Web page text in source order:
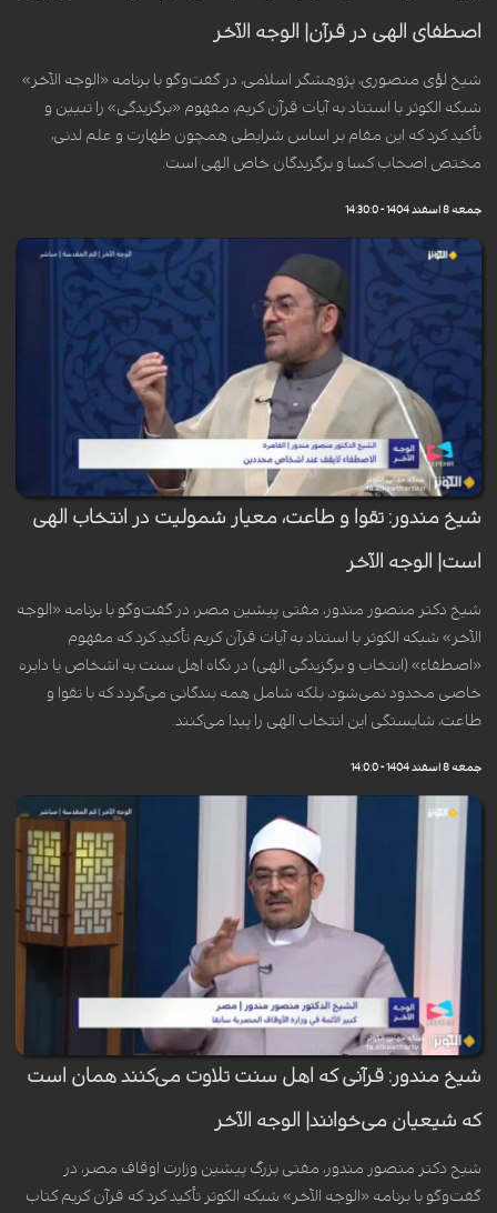
اصطفای الهی در قرآن| الوجه الآخر
شیخ لؤی منصوری، پژوهشگر اسلامی، در گفت‌وگو با برنامه «الوجه الآخر»
شبکه الکوثر با استناد به آیات قرآن کریم، مفهوم «برگزیدگی» را تبیین و
تأکید کرد که این مقام بر اساس شرایطی همچون طهارت و علم لدنی،
مختص اصحاب کسا و برگزیدگان خاص الهی است.
جمعه 8 اسفند 1404 - 14:30:0
شیخ مندور: تقوا و طاعت، معیار شمولیت در انتخاب الهی
است| الوجه الآخر
شیخ دکتر منصور مندور، مفتی پیشین مصر، در گفت‌وگو با برنامه «الوجه
الآخر» شبکه الکوثر با استناد به آیات قرآن کریم تأکید کرد که مفهوم
«اصطفاء» (انتخاب و برگزیدگی الهی) در نگاه اهل سنت به اشخاص یا دایره
خاصی محدود نمی‌شود، بلکه شامل همه بندگانی می‌گردد که با تقوا و
طاعت، شایستگی این انتخاب الهی را پیدا می‌کنند.
جمعه 8 اسفند 1404 - 14:0:0
شیخ مندور: قرآنی که اهل سنت تلاوت می‌کنند همان است
که شیعیان می‌خوانند| الوجه الآخر
شیخ دکتر منصور مندور، مفتی بزرگ پیشین وزارت اوقاف مصر، در
گفت‌وگو با برنامه «الوجه الآخر» شبکه الکوثر تأکید کرد که قرآن کریم کتاب